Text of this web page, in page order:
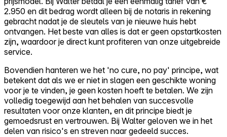
2.950 en dit bedrag wordt alleen bij de notaris in rekening
gebracht nadat je de sleutels van je nieuwe huis hebt
ontvangen. Het beste van alles is dat er geen opstartkosten
zijn, waardoor je direct kunt profiteren van onze uitgebreide
service.
Bovendien hanteren we het 'no cure, no pay' principe, wat
betekent dat als we er niet in slagen een geschikte woning
voor je te vinden, je geen kosten hoeft te betalen. We zijn
volledig toegewijd aan het behalen van succesvolle
resultaten voor onze klanten, en dit principe biedt je
gemoedsrust en vertrouwen. Bij Walter geloven we in het
delen van risico's en streven naar gedeeld succes.